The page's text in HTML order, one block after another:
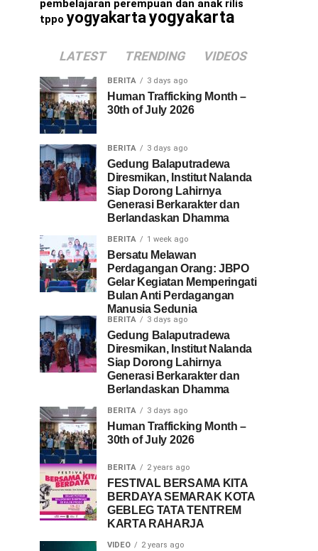
pembelajaran perempuan dan anak rilis
tppo yogyakartayogyakarta
LATEST TRENDING VIDEOS
BERITA 3 days ago
Human Trafficking Month –
30th of July 2026
BERITA 3 days ago
Gedung Balaputradewa
Diresmikan, Institut Nalanda
Siap Dorong Lahirnya
Generasi Berkarakter dan
Berlandaskan Dhamma
BERITA 1 week ago
Bersatu Melawan
Perdagangan Orang: JBPO
Gelar Kegiatan Memperingati
Bulan Anti Perdagangan
Manusia Sedunia
BERITA 3 days ago
Gedung Balaputradewa
Diresmikan, Institut Nalanda
Siap Dorong Lahirnya
Generasi Berkarakter dan
Berlandaskan Dhamma
BERITA 3 days ago
Human Trafficking Month –
30th of July 2026
BERITA 2 years ago
FESTIVAL BERSAMA KITA
BERDAYA SEMARAK KOTA
GEBLEG TATA TENTREM
KARTA RAHARJA
VIDEO 2 years ago